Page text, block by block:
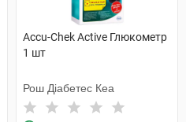
Accu-Chek Active Глюкометр
1 шт
Рош Діабетес Кеа